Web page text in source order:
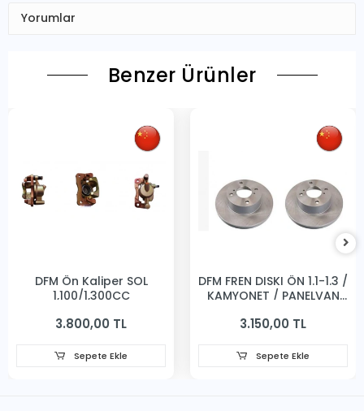
Yorumlar
Benzer Ürünler
DFM Ön Kaliper SOL
1,100/1,300CC
3.800,00 TL
Sepete Ekle
DFM FREN DISKI ÖN 1.1-1.3 /
KAMYONET / PANELVAN
3.150,00 TL
Sepete Ekle